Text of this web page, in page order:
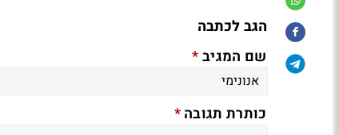
הגב לכתבה
שם המגיב*
כותרת תגובה*